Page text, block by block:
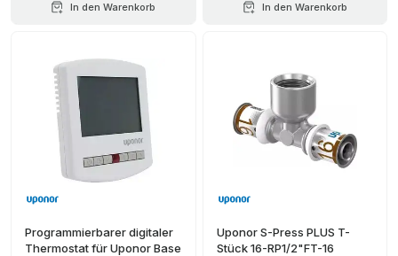
In den Warenkorb In den Warenkorb
Programmierbarer digitaler
Thermostat für Uponor Base
Uponor S-Press PLUS T-
Stück 16-RP1/2"FT-16